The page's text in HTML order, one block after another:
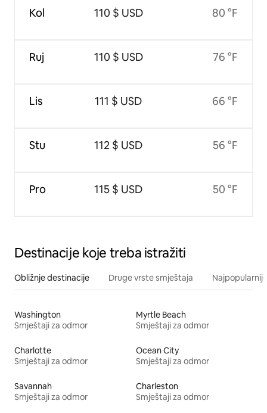
Kol
Ruj
Lis
Stu
Pro
110 $ USD
110 $ USD
111 $ USD
112 $ USD
115 $ USD
80 °F
76 °F
66 °F
56 °F
50 °F
Destinacije koje treba istražiti
Obližnje destinacije Druge vrste smještaja
Washington
Smještaji za odmor
Myrtle Beach
Smještaji za odmor
Charlotte
Smještaji za odmor
Ocean City
Smještaji za odmor
Savannah
Smještaji za odmor
Charleston
Smještaji za odmor